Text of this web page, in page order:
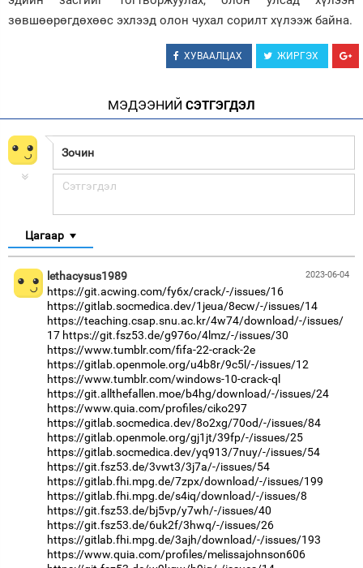
зөвшөөрөгдөхөөс эхлээд олон чухал сорилт хүлээж байна.
ХУВААЛЦАХ ЖИРГЭХ
МЭДЭЭНИЙ СЭТГЭГДЭЛ
Цагаар
2023-06-04
lethacysus1989
https://git.acwing.com/fy6x/crack/-/issues/16
https://gitlab.socmedica.dev/1jeua/8ecw/-/issues/14
https://teaching.csap.snu.ac.kr/4w74/download/-/issues/
17 https://git.fsz53.de/g976o/4lmz/-/issues/30
https://www.tumblr.com/fifa-22-crack-2e
https://gitlab.openmole.org/u4b8r/9c5l/-/issues/12
https://www.tumblr.com/windows-10-crack-ql
https://git.allthefallen.moe/b4hg/download/-/issues/24
https://www.quia.com/profiles/ciko297
https://gitlab.socmedica.dev/8o2xg/70od/-/issues/84
https://gitlab.openmole.org/gj1jt/39fp/-/issues/25
https://gitlab.socmedica.dev/yq913/7nuy/-/issues/54
https://git.fsz53.de/3vwt3/3j7a/-/issues/54
https://gitlab.fhi.mpg.de/7zpx/download/-/issues/199
https://gitlab.fhi.mpg.de/s4iq/download/-/issues/8
https://git.fsz53.de/bj5vp/y7wh/-/issues/40
https://git.fsz53.de/6uk2f/3hwq/-/issues/26
https://gitlab.fhi.mpg.de/3ajh/download/-/issues/193
https://www.quia.com/profiles/melissajohnson606